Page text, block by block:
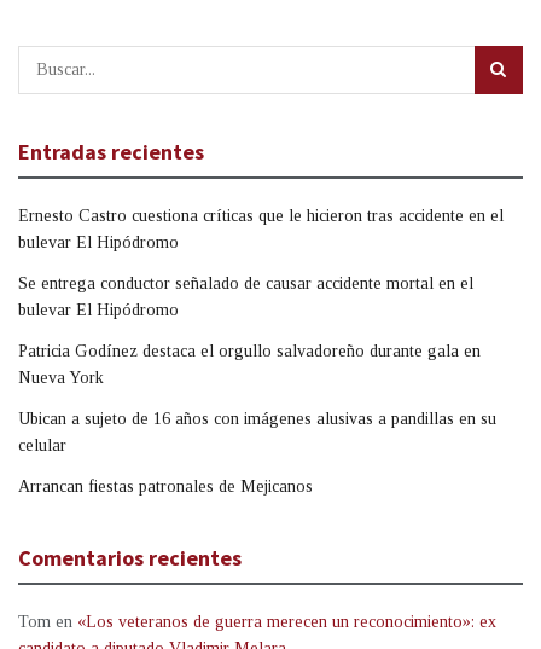
Entradas recientes
Ernesto Castro cuestiona críticas que le hicieron tras accidente en el
bulevar El Hipódromo
Se entrega conductor señalado de causar accidente mortal en el
bulevar El Hipódromo
Patricia Godínez destaca el orgullo salvadoreño durante gala en
Nueva York
Ubican a sujeto de 16 años con imágenes alusivas a pandillas en su
celular
Arrancan fiestas patronales de Mejicanos
Comentarios recientes
Tom en «Los veteranos de guerra merecen un reconocimiento»: ex